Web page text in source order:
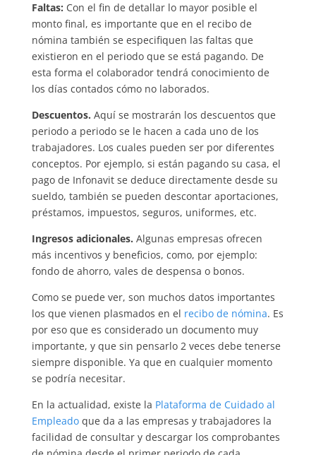
Faltas: Con el fin de detallar lo mayor posible el
monto final, es importante que en el recibo de
nómina también se especifiquen las faltas que
existieron en el periodo que se está pagando. De
esta forma el colaborador tendrá conocimiento de
los días contados cómo no laborados.
Descuentos. Aquí se mostrarán los descuentos que
periodo a periodo se le hacen a cada uno de los
trabajadores. Los cuales pueden ser por diferentes
conceptos. Por ejemplo, si están pagando su casa, el
pago de Infonavit se deduce directamente desde su
sueldo, también se pueden descontar aportaciones,
préstamos, impuestos, seguros, uniformes, etc.
Ingresos adicionales. Algunas empresas ofrecen
más incentivos y beneficios, como, por ejemplo:
fondo de ahorro, vales de despensa o bonos.
Como se puede ver, son muchos datos importantes
los que vienen plasmados en el recibo de nómina. Es
por eso que es considerado un documento muy
importante, y que sin pensarlo 2 veces debe tenerse
siempre disponible. Ya que en cualquier momento
se podría necesitar.
En la actualidad, existe la Plataforma de Cuidado al
Empleadoque da a las empresas y trabajadores la
facilidad de consultar y descargar los comprobantes